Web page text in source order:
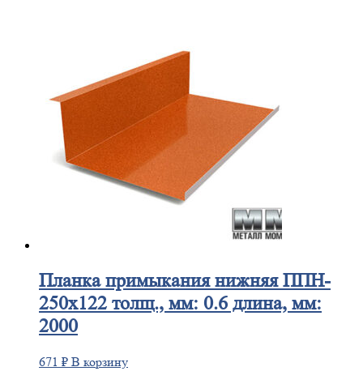
Планкапримыкания нижняя ППН-
250х122 толщ., мм: 0.6 длина, мм:
2000
671 ₽ В корзину